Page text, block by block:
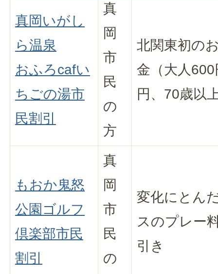
真岡いがし
ら温泉
おふろcafい
ちごの湯市
民割引
真
岡
市
民
の
方
北関東初の
金（大人
円、70歳以
もおか鬼怒
公園ゴルフ
倶楽部市民
割引
真
岡
市
民
の
変化にとん
スのプレー
引き